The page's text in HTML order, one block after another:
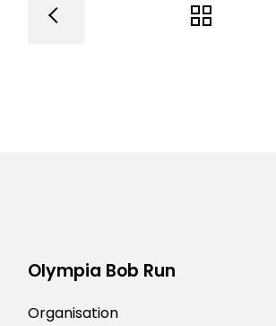
Olympia Bob Run
Organisation